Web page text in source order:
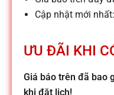
S
ử
Cập nhật mới
ƯU ĐÃI KHI
Giá báo trên đã bao
khi đặt lịch!